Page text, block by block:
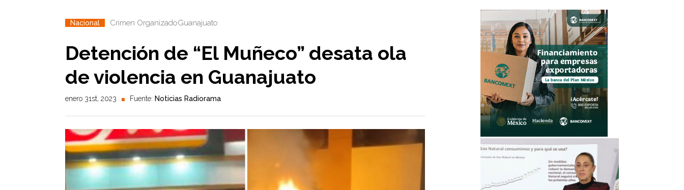
Nacional Crimen OrganizadoGuanajuato
Detención de “El Muñeco” desata ola
de violencia en Guanajuato
enero 31st, 2023 Fuente: Noticias Radiorama